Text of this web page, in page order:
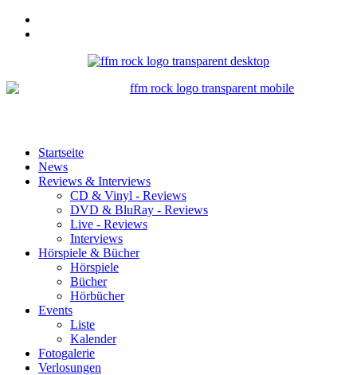
Startseite
News
Reviews & Interviews
CD & Vinyl - Reviews
DVD & BluRay - Reviews
Live - Reviews
Interviews
Hörspiele & Bücher
Hörspiele
Bücher
Hörbücher
Events
Liste
Kalender
Fotogalerie
Verlosungen